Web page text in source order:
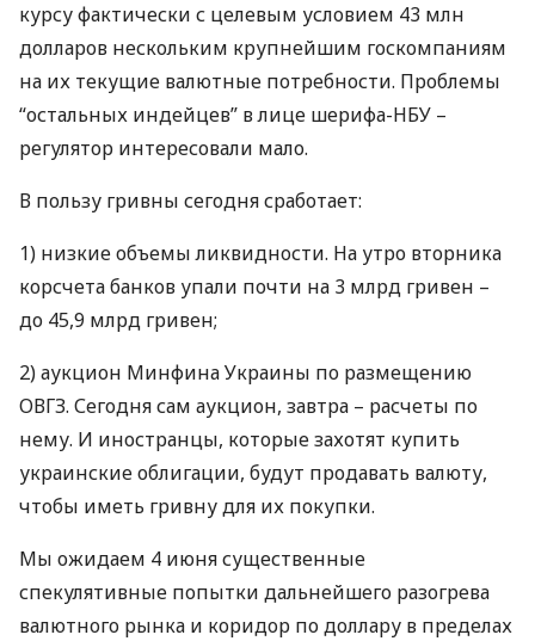
курсу фактически с целевым условием 43 млн
долларов нескольким крупнейшим госкомпаниям
на их текущие валютные потребности. Проблемы
“остальных индейцев” в лице шерифа-НБУ –
регулятор интересовали мало.
В пользу гривны сегодня сработает:
1) низкие объемы ликвидности. На утро вторника
корсчета банков упали почти на 3 млрд гривен –
до 45,9 млрд гривен;
2) аукцион Минфина Украины по размещению
ОВГЗ. Сегодня сам аукцион, завтра – расчеты по
нему. И иностранцы, которые захотят купить
украинские облигации, будут продавать валюту,
чтобы иметь гривну для их покупки.
Мы ожидаем 4 июня существенные
спекулятивные попытки дальнейшего разогрева
валютного рынка и коридор по доллару в пределах